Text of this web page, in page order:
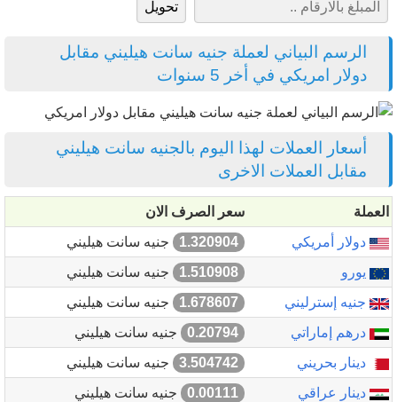
الرسم البياني لعملة جنيه سانت هيليني مقابل
دولار امريكي في أخر 5 سنوات
أسعار العملات لهذا اليوم بالجنيه سانت هيليني
مقابل العملات الاخرى
العملة
سعر الصرف الان
دولار أمريكي
1.320904
جنيه سانت هيليني
يورو
1.510908
جنيه سانت هيليني
جنيه إسترليني
1.678607
جنيه سانت هيليني
درهم إماراتي
0.20794
جنيه سانت هيليني
دينار بحريني
3.504742
جنيه سانت هيليني
دينار عراقي
0.00111
جنيه سانت هيليني